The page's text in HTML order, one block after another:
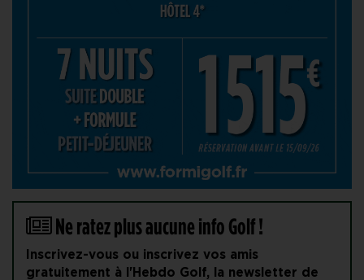
Ne ratez plus aucune info Golf !
Inscrivez-vous ou inscrivez vos amis
gratuitement à l'Hebdo Golf, la newsletter de